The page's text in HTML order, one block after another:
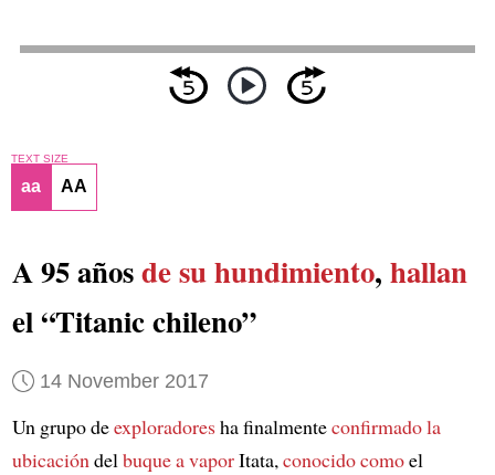
TEXT SIZE
aa AA
A 95 añosde su hundimiento, hallan
el “Titanic chileno”
14 November 2017
Un grupo deexploradoresha finalmenteconfirmado la
ubicacióndelbuque a vaporItata,conocido comoel